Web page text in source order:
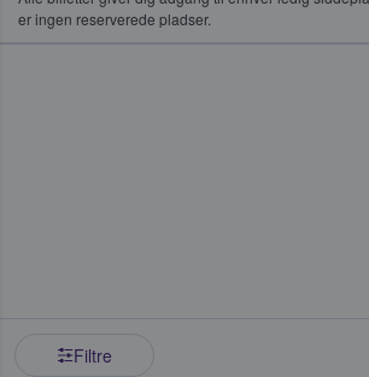
er ingen reserverede pladser.
Filtre